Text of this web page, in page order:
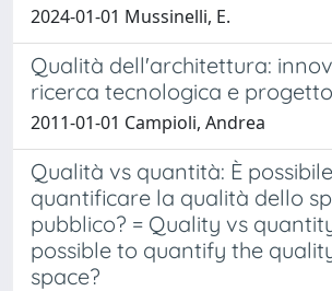
2024-01-01 Mussinelli, E.
Qualità dell'architettura:
ricerca tecnologica e progetto
2011-01-01 Campioli, Andrea
Qualità vs quantità: È possibile
quantificare la qualità dello
pubblico? = Quality vs
possible to quantify the
space?